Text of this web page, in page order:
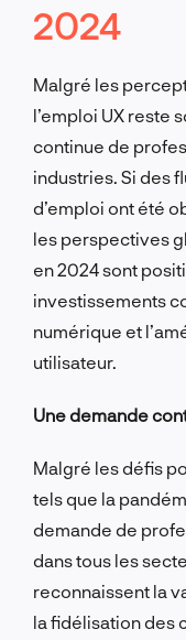
2024
Malgré les
l’emploi UX reste
continue de
industries. Si des
d’emploi ont été
les perspectives
en 2024 sont
investissements
numérique et
utilisateur.
Une demande
Malgré les défis
tels que la
demande de
dans tous les
reconnaissent la
la fidélisation des